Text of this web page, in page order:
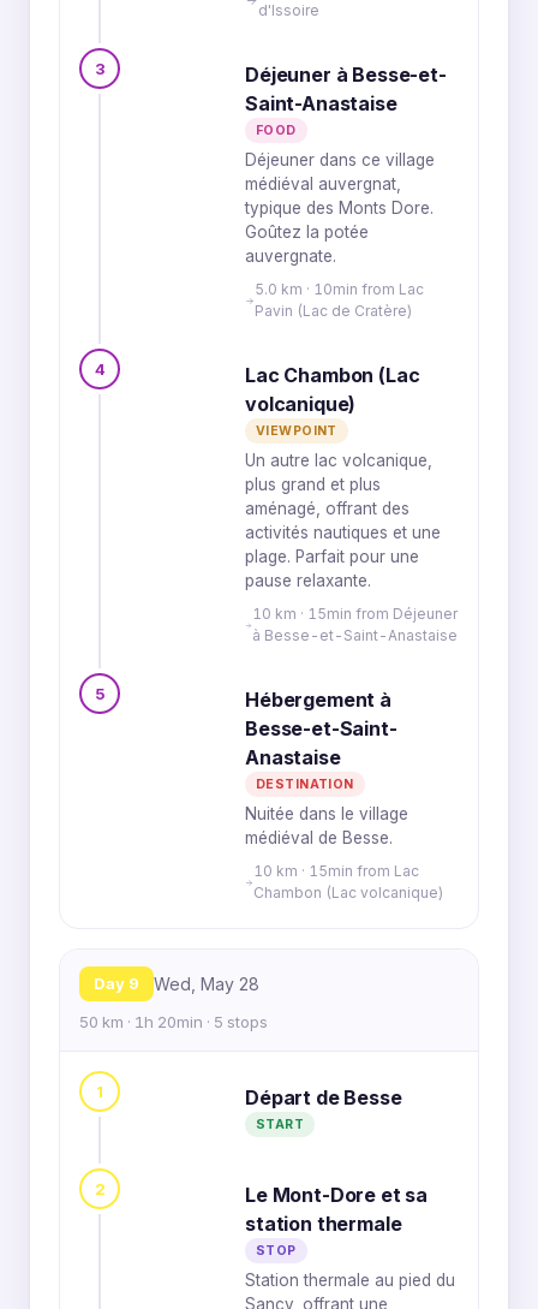
d'Issoire
3
Déjeuner à Besse-et-
Saint-Anastaise
FOOD
Déjeuner dans ce village
médiéval auvergnat,
typique des Monts Dore.
Goûtez la potée
auvergnate.
5.0 km · 10min from Lac
Pavin (Lac de Cratère)
4
Lac Chambon (Lac
volcanique)
VIEWPOINT
Un autre lac volcanique,
plus grand et plus
aménagé, offrant des
activités nautiques et une
plage. Parfait pour une
pause relaxante.
10 km · 15min from Déjeuner
à Besse-et-Saint-Anastaise
5
Hébergement à
Besse-et-Saint-
Anastaise
DESTINATION
Nuitée dans le village
médiéval de Besse.
10 km · 15min from Lac
Chambon (Lac volcanique)
Day 9 Wed, May 28
50 km · 1h 20min · 5 stops
1 Départ de Besse
START
2
Le Mont-Dore et sa
station thermale
STOP
Station thermale au pied du
Sancy, offrant une